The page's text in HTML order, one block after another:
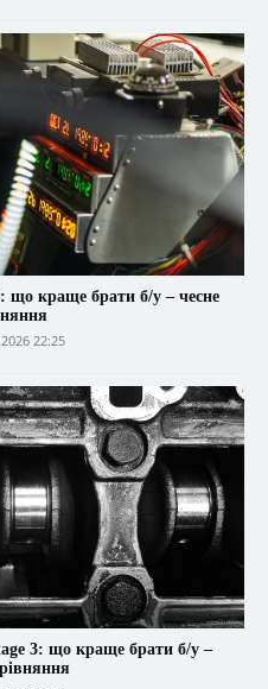
що краще брати б/у – чесне
22:25
3: що краще брати б/у –